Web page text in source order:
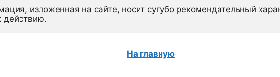
изложенная на сайте, носит сугубо рекомендательный
действию.
На главную